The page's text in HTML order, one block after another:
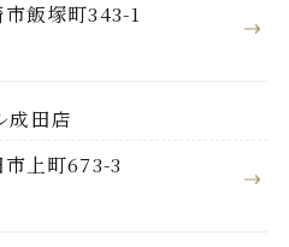
飯塚町343-1
成田店
上町673-3